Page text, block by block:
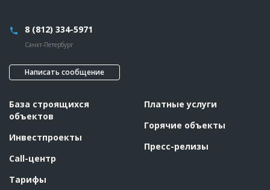
8 (812) 334-5971
Санкт-Петербург
Написать сообщение
База строящихся
объектов
Инвестпроекты
Call-центр
Тарифы
Платные услуги
Горячие объекты
Пресс-релизы